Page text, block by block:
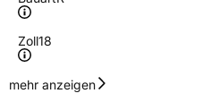
Zoll18
Geschwindigkeitsindex
mehr anzeigen